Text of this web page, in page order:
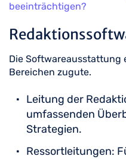
beeinträchtigen?
Die Softwareausstattung
Bereichen zugute.
Leitung der
umfassenden
Strategien.
Ressortleitungen: